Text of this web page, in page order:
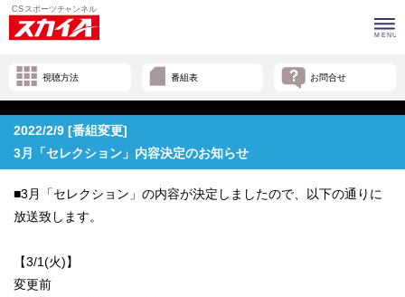
視聴方法 番組表 お問合せ
2022/2/9 [番組変更]
3月「セレクション」内容決定のお知らせ
■3月「セレクション」の内容が決定しましたので、以下の通りに
放送致します。
【3/1(火)】
変更前